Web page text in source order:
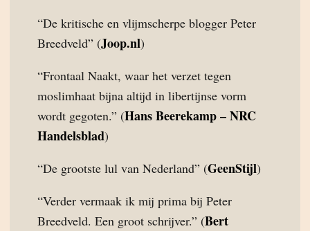
“De kritische en vlijmscherpe blogger Peter
Breedveld” (Joop.nl)
“Frontaal Naakt, waar het verzet tegen
moslimhaat bijna altijd in libertijnse vorm
wordt gegoten.” (Hans Beerekamp – NRC
Handelsblad)
“De grootste lul van Nederland” (GeenStijl)
“Verder vermaak ik mij prima bij Peter
Breedveld. Een groot schrijver.” (Bert